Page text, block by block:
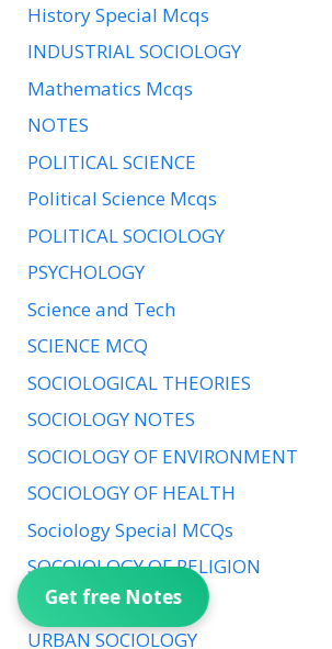
Get free Notes
History Special Mcqs
INDUSTRIAL SOCIOLOGY
Mathematics Mcqs
NOTES
POLITICAL SCIENCE
Political Science Mcqs
POLITICAL SOCIOLOGY
PSYCHOLOGY
Science and Tech
SCIENCE MCQ
SOCIOLOGICAL THEORIES
SOCIOLOGY NOTES
SOCIOLOGY OF ENVIRONMENT
SOCIOLOGY OF HEALTH
Sociology Special MCQs
SOCOIOLOGY OF RELIGION
Uncategorized
URBAN SOCIOLOGY